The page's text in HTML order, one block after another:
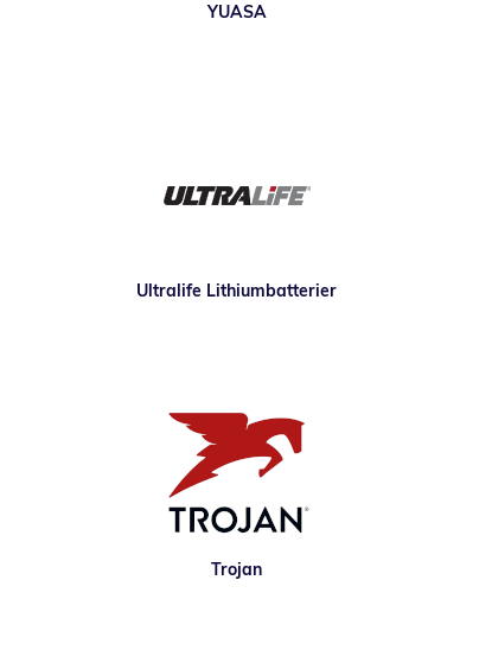
YUASA
Ultralife Lithiumbatterier
Trojan